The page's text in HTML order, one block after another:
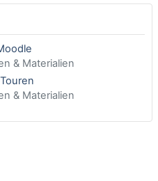
& Materialien
& Materialien